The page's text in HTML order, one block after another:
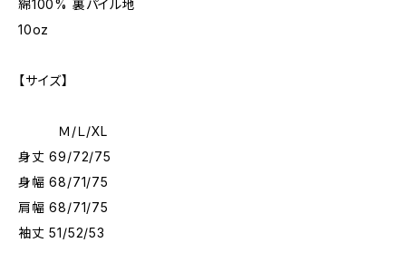
綿100% 裏パイル地
10oz
【サイズ】
Ｍ/Ｌ/XL
身丈 69/72/75
身幅 68/71/75
肩幅 68/71/75
袖丈 51/52/53